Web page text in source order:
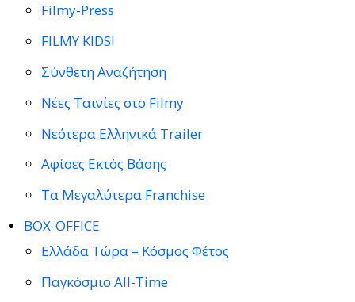
Filmy-Press
FILMY KIDS!
Σύνθετη Αναζήτηση
Νέες Ταινίες στο Filmy
Νεότερα Ελληνικά Trailer
Αφίσες Εκτός Βάσης
Τα Μεγαλύτερα Franchise
BOX-OFFICE
Ελλάδα Τώρα – Κόσμος Φέτος
Παγκόσμιο All-Time